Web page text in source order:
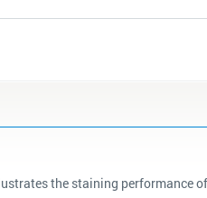
the staining performance